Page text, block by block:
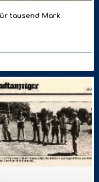
tausend Mark